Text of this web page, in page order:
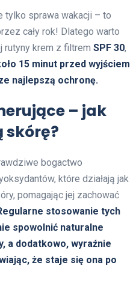
tylko sprawa wakacji – to
cały rok! Dlatego warto
rutyny krem z filtrem SPF 30,
15 minut przed wyjściem
najlepszą ochronę.
– jak
skórę?
bogactwo
które działają jak
pomagając jej zachować
stosowanie tych
spowolnić naturalne
a dodatkowo, wyraźnie
że staje się ona po